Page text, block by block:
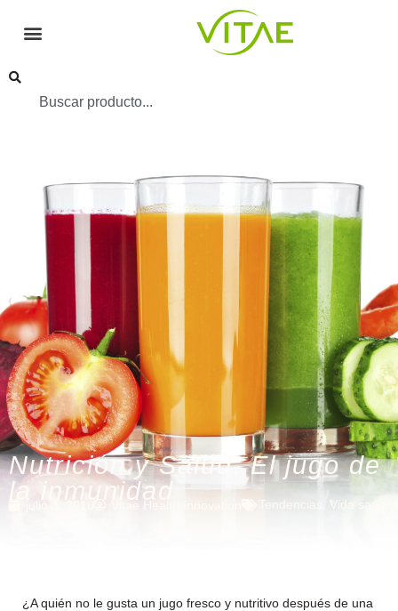
Nutrición y Salud. El jugo de
la inmunidadVitae Health Innovation Tendencias Vida sana
¿A quién no le gusta un jugo fresco y nutritivo después de una